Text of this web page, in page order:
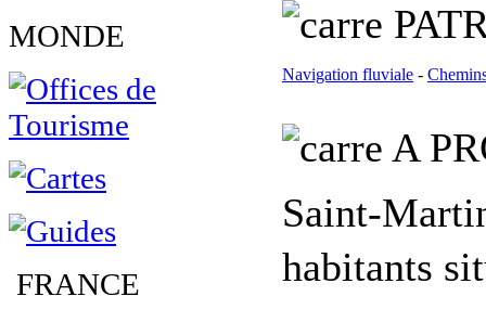
MONDE
FRANCE
Navigation fluviale -
A
Saint-
habitants